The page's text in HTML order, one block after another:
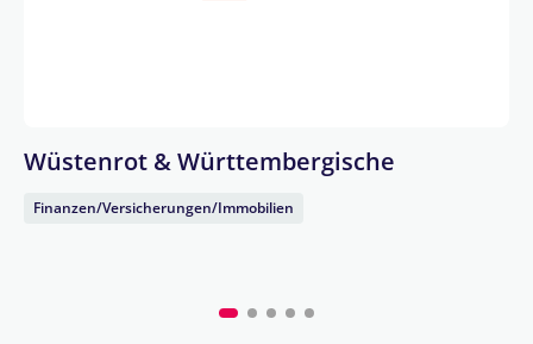
Wüstenrot & Württembergische
Finanzen/Versicherungen/Immobilien